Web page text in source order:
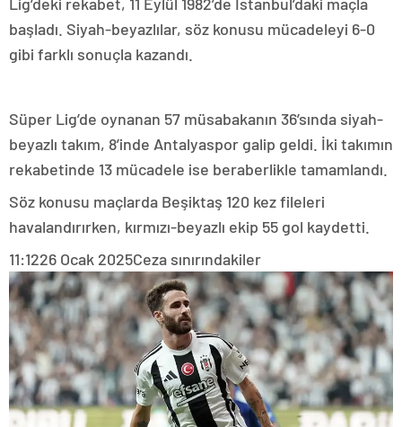
başladı. Siyah-beyazlılar, söz konusu mücadeleyi 6-0
gibi farklı sonuçla kazandı.
Süper Lig’de oynanan 57 müsabakanın 36’sında siyah-
beyazlı takım, 8’inde Antalyaspor galip geldi. İki takımın
rekabetinde 13 mücadele ise beraberlikle tamamlandı.
Söz konusu maçlarda Beşiktaş 120 kez fileleri
havalandırırken, kırmızı-beyazlı ekip 55 gol kaydetti.
11:1226 Ocak 2025Ceza sınırındakiler